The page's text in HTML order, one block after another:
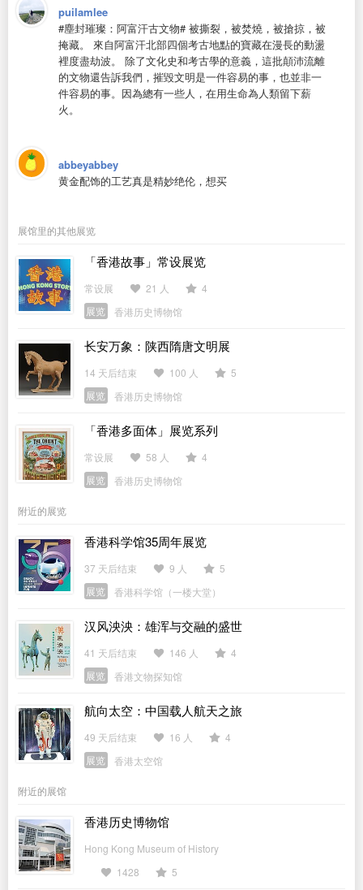
puilamlee
#塵封璀璨：阿富汗古文物# 被撕裂，被焚燒，被搶掠，被
掩藏。 來自阿富汗北部四個考古地點的寶藏在漫長的動盪
裡度盡劫波。 除了文化史和考古學的意義，這批顛沛流離
的文物還告訴我們，摧毀文明是一件容易的事，也並非一
件容易的事。因為總有一些人，在用生命為人類留下薪
火。
abbeyabbey
黄金配饰的工艺真是精妙绝伦，想买
展馆里的其他展览
「香港故事」常设展览
常设展 21 人
4
展览
香港历史博物馆
长安万象：陕西隋唐文明展
14 天后结束 100 人
5
展览
香港历史博物馆
「香港多面体」展览系列
常设展 58 人
4
展览
香港历史博物馆
附近的展览
香港科学馆35周年展览
37 天后结束 9 人
5
展览
香港科学馆（一楼大堂）
汉风泱泱：雄浑与交融的盛世
41 天后结束 146 人
4
展览
香港文物探知馆
航向太空：中国载人航天之旅
49 天后结束 16 人
4
展览
香港太空馆
附近的展馆
香港历史博物馆
Hong Kong Museum of History
1428
5